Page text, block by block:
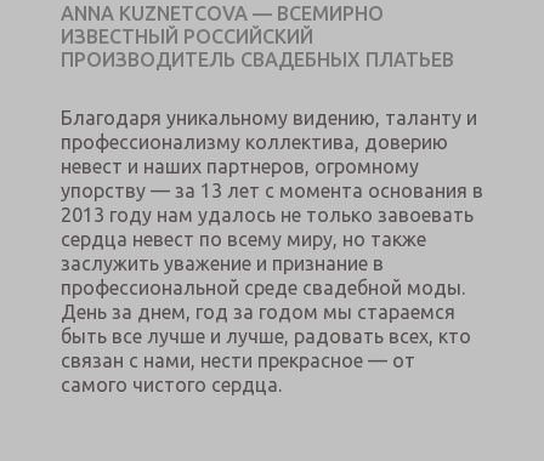
ANNA KUZNETCOVA — ВСЕМИРНО
ИЗВЕСТНЫЙ РОССИЙСКИЙ
ПРОИЗВОДИТЕЛЬ СВАДЕБНЫХ ПЛАТЬЕВ
Благодаря уникальному видению, таланту и
профессионализму коллектива, доверию
невест и наших партнеров, огромному
упорству — за 13 лет с момента основания в
2013 году нам удалось не только завоевать
сердца невест по всему миру, но также
заслужить уважение и признание в
профессиональной среде свадебной моды.
День за днем, год за годом мы стараемся
быть все лучше и лучше, радовать всех, кто
связан с нами, нести прекрасное — от
самого чистого сердца.